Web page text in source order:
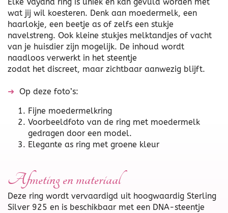
wat jij wil koesteren. Denk aan moedermelk, een
haarlokje, een beetje as of zelfs een stukje
navelstreng. Ook kleine stukjes melktandjes of vacht
van je huisdier zijn mogelijk. De inhoud wordt
naadloos verwerkt in het steentje
zodat het discreet, maar zichtbaar aanwezig blijft.
➜ Op deze foto’s:
Fijne moedermelkring
Voorbeeldfoto van de ring met moedermelk
gedragen door een model.
Elegante as ring met groene kleur
Afmeting en materiaal
Deze ring wordt vervaardigd uit hoogwaardig Sterling
Silver 925 en is beschikbaar met een DNA-steentje